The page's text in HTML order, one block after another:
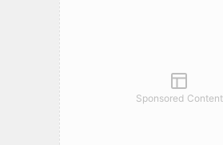
Sponsored Content